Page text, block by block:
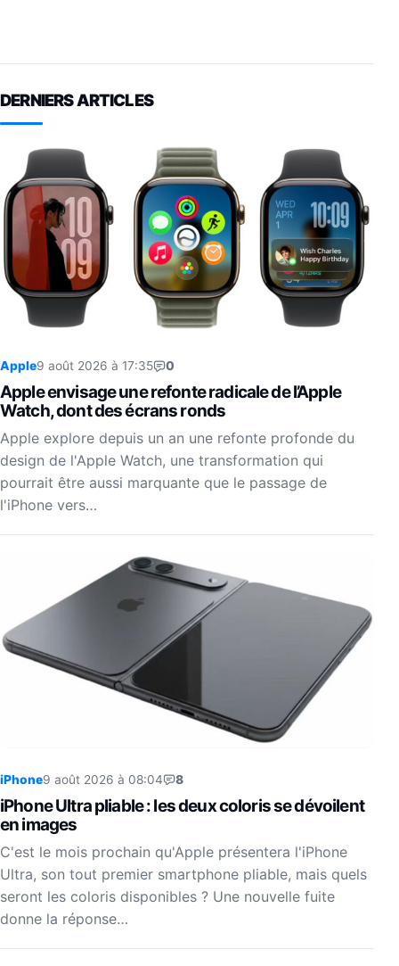
DERNIERS ARTICLES
Apple9 août 2026 à 17:35 0
Apple envisage une refonte radicale de l’Apple
Watch, dont des écrans ronds
Apple explore depuis un an une refonte profonde du
design de l'Apple Watch, une transformation qui
pourrait être aussi marquante que le passage de
l'iPhone vers…
iPhone9 août 2026 à 08:04 8
iPhone Ultra pliable : les deux coloris se dévoilent
en images
C'est le mois prochain qu'Apple présentera l'iPhone
Ultra, son tout premier smartphone pliable, mais quels
seront les coloris disponibles ? Une nouvelle fuite
donne la réponse…